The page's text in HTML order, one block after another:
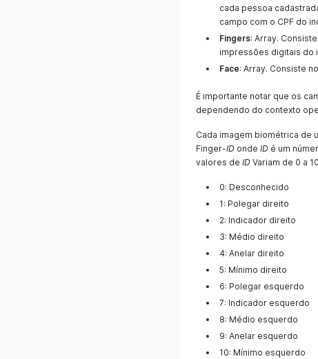
cada pessoa
campo com o CPF do
Fingers: Array.
impressões digitais do
Face: Array. Consiste
É importante notar que os
dependendo do contexto
Cada imagem biométrica de
Finger-ID onde ID é um
valores de ID Variam de 0 a
0: Desconhecido
1: Polegar direito
2: Indicador direito
3: Médio direito
4: Anelar direito
5: Mínimo direito
6: Polegar esquerdo
7: Indicador esquerdo
8: Médio esquerdo
9: Anelar esquerdo
10: Mínimo esquerdo